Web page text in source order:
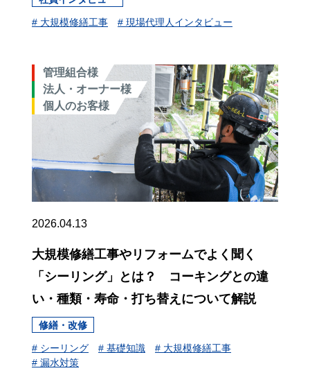
# 大規模修繕工事 # 現場代理人インタビュー
管理組合様
法人・オーナー様
個人のお客様
2026.04.13
大規模修繕工事やリフォームでよく聞く
「シーリング」とは？ コーキングとの違
い・種類・寿命・打ち替えについて解説
修繕・改修
# シーリング # 基礎知識
# 大規模修繕工事
# 漏水対策